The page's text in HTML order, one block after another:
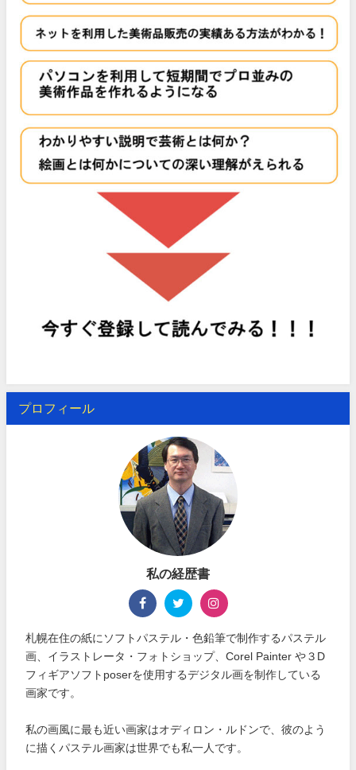
プロフィール
私の経歴書
札幌在住の紙にソフトパステル・色鉛筆で制作するパステル
画、イラストレータ・フォトショップ、Corel Painter や３D
フィギアソフトposerを使用するデジタル画を制作している
画家です。
私の画風に最も近い画家はオディロン・ルドンで、彼のよう
に描くパステル画家は世界でも私一人です。